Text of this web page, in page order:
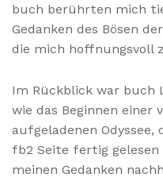
buch berührten mich
Gedanken des Bösen
die mich hoffnungsvoll
Im Rückblick war buch
wie das Beginnen einer
aufgeladenen Odyssee,
fb2 Seite fertig
meinen Gedanken